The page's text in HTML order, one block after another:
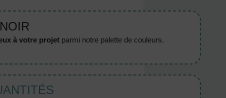
à votre projetparmi notre palette de couleurs.